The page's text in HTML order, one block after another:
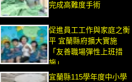
完成高難度手術
促進員工工作與家庭之衡
平 宜蘭縣府擴大實施
「友善職場彈性上班措
施」
宜蘭縣115學年度中小學